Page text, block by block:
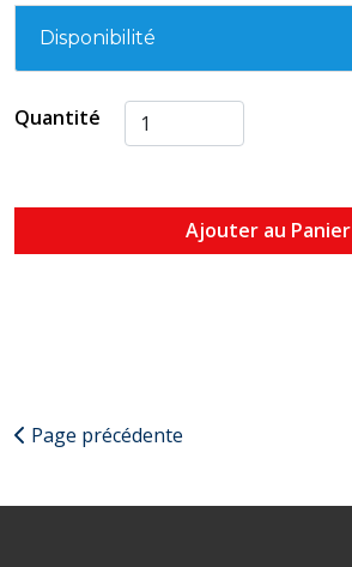
Disponibilité
Quantité
Ajouter au Panier
Page précédente